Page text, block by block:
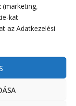
(marketing,
kat
az Adatkezelési
KÖVETKEZŐ
Motorola
Wouxun SDRplay